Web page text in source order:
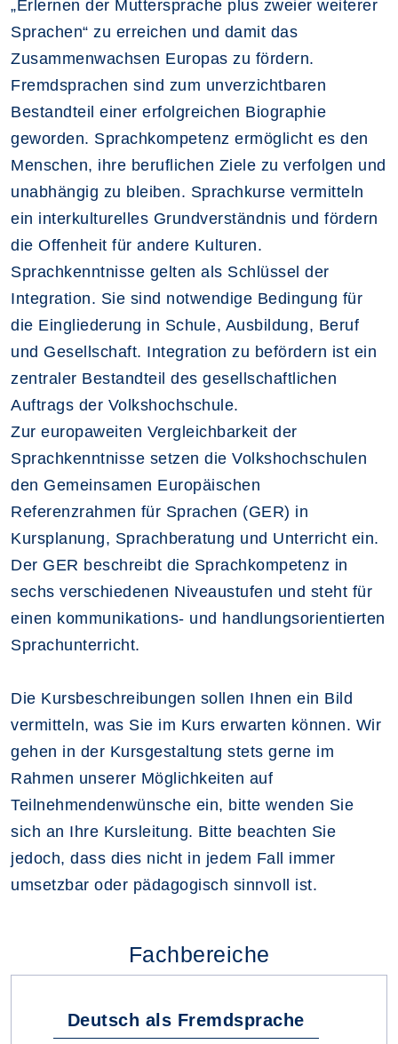
„Erlernen der Muttersprache plus zweier weiterer
Sprachen“ zu erreichen und damit das
Zusammenwachsen Europas zu fördern.
Fremdsprachen sind zum unverzichtbaren
Bestandteil einer erfolgreichen Biographie
geworden. Sprachkompetenz ermöglicht es den
Menschen, ihre beruflichen Ziele zu verfolgen und
unabhängig zu bleiben. Sprachkurse vermitteln
ein interkulturelles Grundverständnis und fördern
die Offenheit für andere Kulturen.
Sprachkenntnisse gelten als Schlüssel der
Integration. Sie sind notwendige Bedingung für
die Eingliederung in Schule, Ausbildung, Beruf
und Gesellschaft. Integration zu befördern ist ein
zentraler Bestandteil des gesellschaftlichen
Auftrags der Volkshochschule.
Zur europaweiten Vergleichbarkeit der
Sprachkenntnisse setzen die Volkshochschulen
den Gemeinsamen Europäischen
Referenzrahmen für Sprachen (GER) in
Kursplanung, Sprachberatung und Unterricht ein.
Der GER beschreibt die Sprachkompetenz in
sechs verschiedenen Niveaustufen und steht für
einen kommunikations- und handlungsorientierten
Sprachunterricht.
Die Kursbeschreibungen sollen Ihnen ein Bild
vermitteln, was Sie im Kurs erwarten können. Wir
gehen in der Kursgestaltung stets gerne im
Rahmen unserer Möglichkeiten auf
Teilnehmendenwünsche ein, bitte wenden Sie
sich an Ihre Kursleitung. Bitte beachten Sie
jedoch, dass dies nicht in jedem Fall immer
umsetzbar oder pädagogisch sinnvoll ist.
Fachbereiche
Deutsch als Fremdsprache